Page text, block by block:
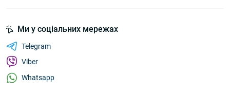
Ми у соціальних мережах
Telegram
Viber
Whatsapp